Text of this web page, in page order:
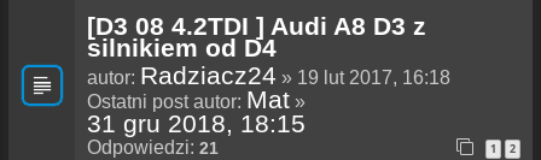
[D3 08 4.2TDI ] Audi A8 D3 z
silnikiem od D4
autor: Radziacz24 » 19 lut 2017, 16:18
Ostatni post autor: Mat »
31 gru 2018, 18:15
Odpowiedzi: 21 1 2